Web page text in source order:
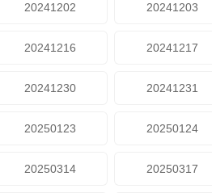
20241202 20241203
20241216 20241217
20241230 20241231
20250123 20250124
20250314 20250317